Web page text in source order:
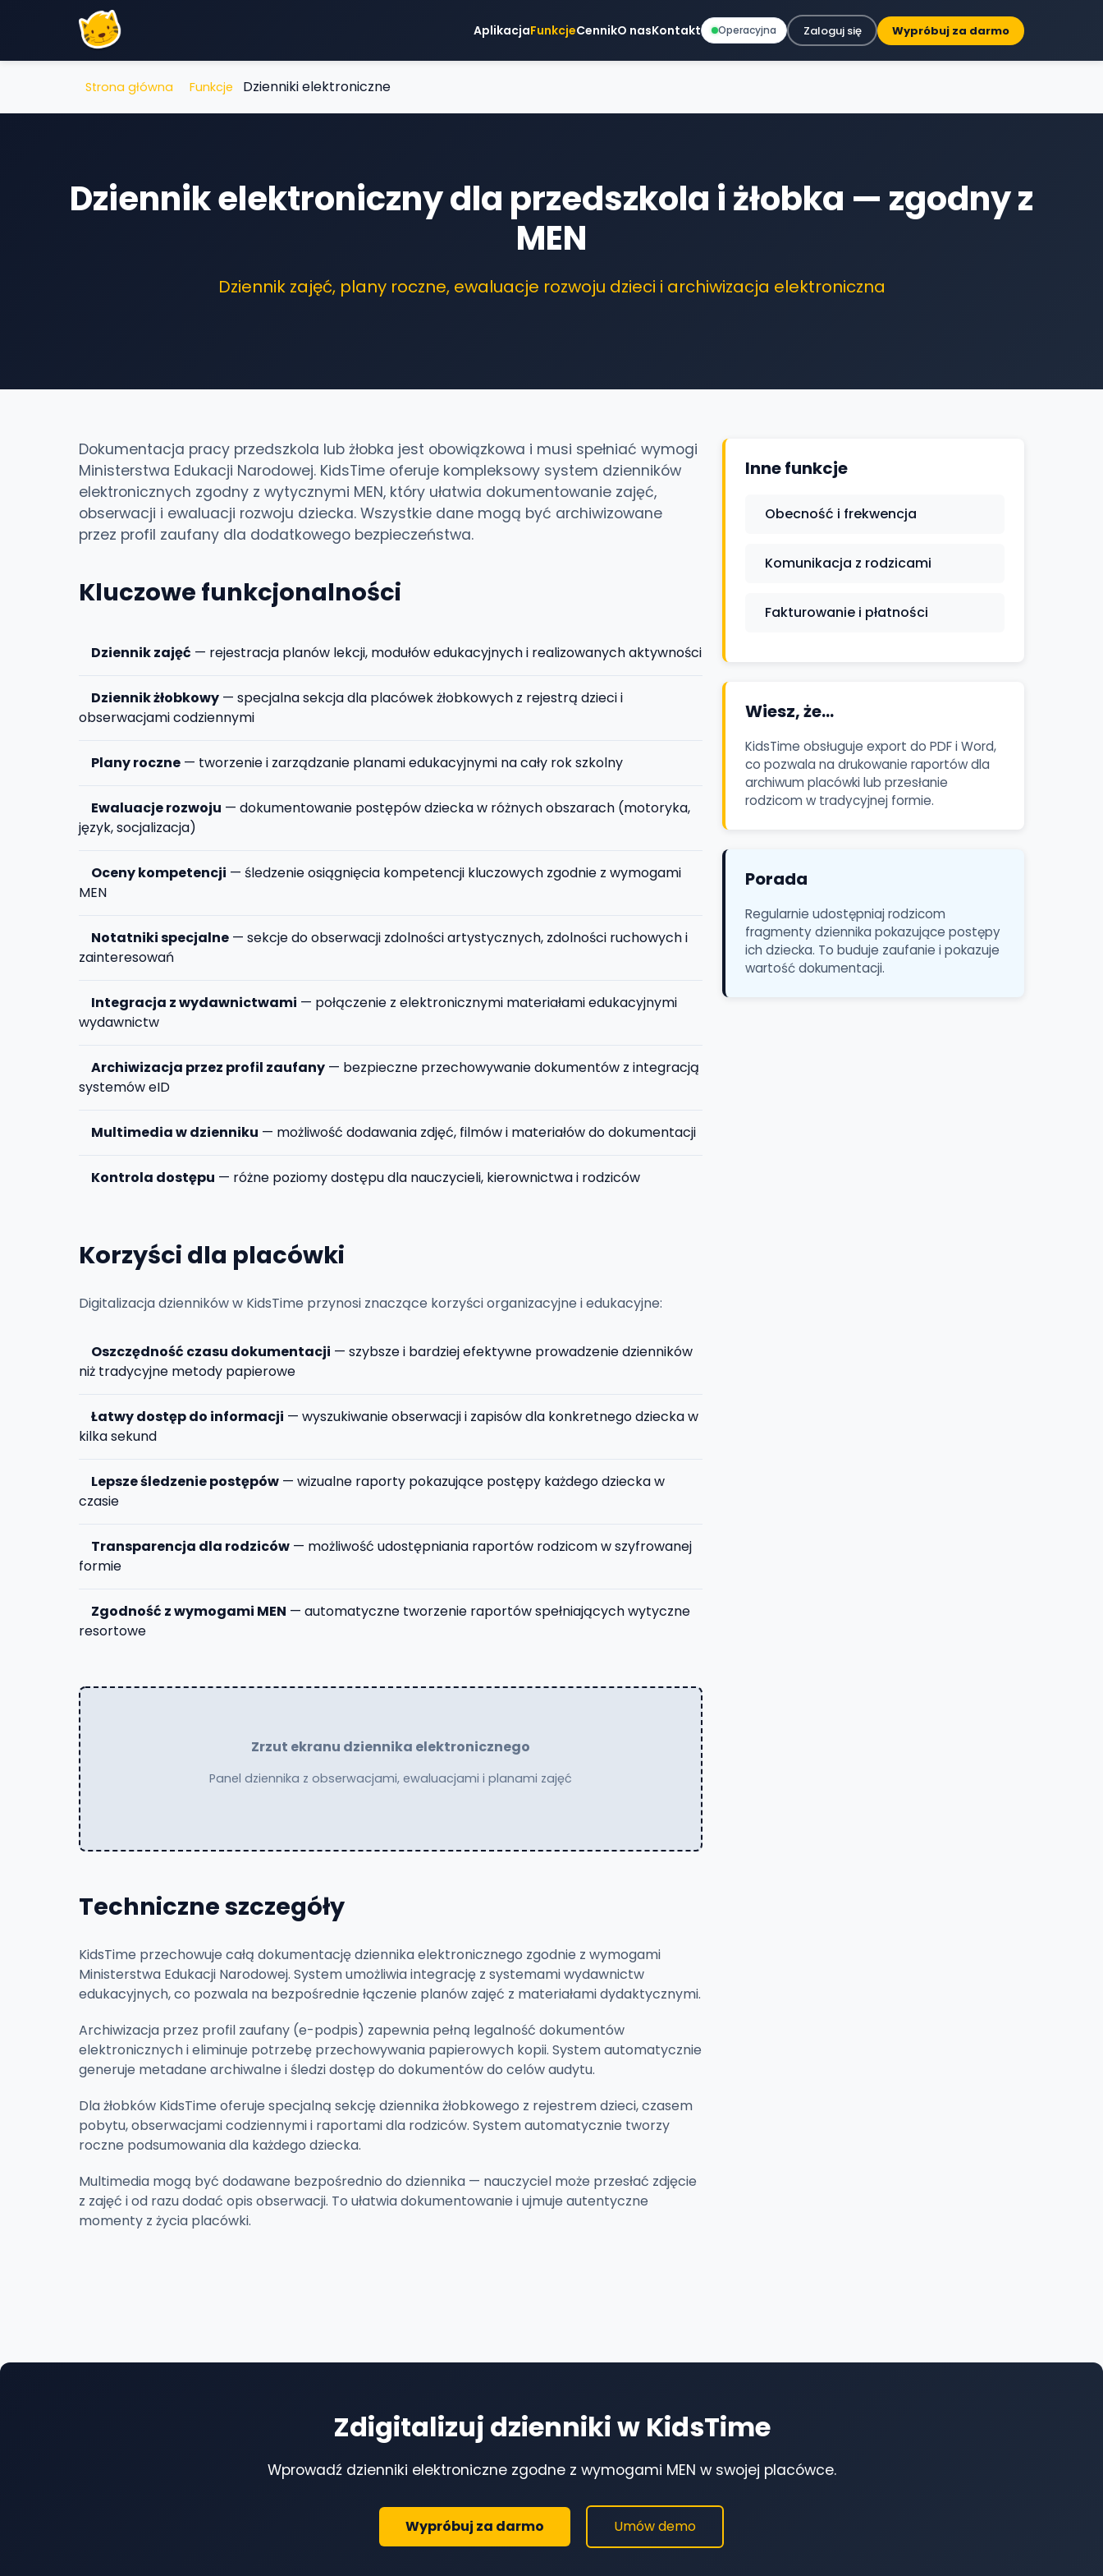
AplikacjaFunkcjeCennikO nasKontakt Operacyjna Zaloguj się Wypróbuj za darmo
Strona główna Funkcje Dzienniki elektroniczne
Dziennik elektroniczny dla przedszkola i żłobka — zgodny z
MEN
Dziennik zajęć, plany roczne, ewaluacje rozwoju dzieci i archiwizacja elektroniczna
Dokumentacja pracy przedszkola lub żłobka jest obowiązkowa i musi spełniać wymogi
Ministerstwa Edukacji Narodowej. KidsTime oferuje kompleksowy system dzienników
elektronicznych zgodny z wytycznymi MEN, który ułatwia dokumentowanie zajęć,
obserwacji i ewaluacji rozwoju dziecka. Wszystkie dane mogą być archiwizowane
przez profil zaufany dla dodatkowego bezpieczeństwa.
Kluczowe funkcjonalności
Dziennik zajęć — rejestracja planów lekcji, modułów edukacyjnych i realizowanych aktywności
Dziennik żłobkowy — specjalna sekcja dla placówek żłobkowych z rejestrą dzieci i
obserwacjami codziennymi
Plany roczne — tworzenie i zarządzanie planami edukacyjnymi na cały rok szkolny
Ewaluacje rozwoju — dokumentowanie postępów dziecka w różnych obszarach (motoryka,
język, socjalizacja)
Oceny kompetencji — śledzenie osiągnięcia kompetencji kluczowych zgodnie z wymogami
MEN
Notatniki specjalne — sekcje do obserwacji zdolności artystycznych, zdolności ruchowych i
zainteresowań
Integracja z wydawnictwami — połączenie z elektronicznymi materiałami edukacyjnymi
wydawnictw
Archiwizacja przez profil zaufany — bezpieczne przechowywanie dokumentów z integracją
systemów eID
Multimedia w dzienniku — możliwość dodawania zdjęć, filmów i materiałów do dokumentacji
Kontrola dostępu — różne poziomy dostępu dla nauczycieli, kierownictwa i rodziców
Korzyści dla placówki
Digitalizacja dzienników w KidsTime przynosi znaczące korzyści organizacyjne i edukacyjne:
Oszczędność czasu dokumentacji — szybsze i bardziej efektywne prowadzenie dzienników
niż tradycyjne metody papierowe
Łatwy dostęp do informacji — wyszukiwanie obserwacji i zapisów dla konkretnego dziecka w
kilka sekund
Lepsze śledzenie postępów — wizualne raporty pokazujące postępy każdego dziecka w
czasie
Transparencja dla rodziców — możliwość udostępniania raportów rodzicom w szyfrowanej
formie
Zgodność z wymogami MEN — automatyczne tworzenie raportów spełniających wytyczne
resortowe
Zrzut ekranu dziennika elektronicznego
Panel dziennika z obserwacjami, ewaluacjami i planami zajęć
Techniczne szczegóły
KidsTime przechowuje całą dokumentację dziennika elektronicznego zgodnie z wymogami
Ministerstwa Edukacji Narodowej. System umożliwia integrację z systemami wydawnictw
edukacyjnych, co pozwala na bezpośrednie łączenie planów zajęć z materiałami dydaktycznymi.
Archiwizacja przez profil zaufany (e-podpis) zapewnia pełną legalność dokumentów
elektronicznych i eliminuje potrzebę przechowywania papierowych kopii. System automatycznie
generuje metadane archiwalne i śledzi dostęp do dokumentów do celów audytu.
Dla żłobków KidsTime oferuje specjalną sekcję dziennika żłobkowego z rejestrem dzieci, czasem
pobytu, obserwacjami codziennymi i raportami dla rodziców. System automatycznie tworzy
roczne podsumowania dla każdego dziecka.
Multimedia mogą być dodawane bezpośrednio do dziennika — nauczyciel może przesłać zdjęcie
z zajęć i od razu dodać opis obserwacji. To ułatwia dokumentowanie i ujmuje autentyczne
momenty z życia placówki.
Inne funkcje
Obecność i frekwencja
Komunikacja z rodzicami
Fakturowanie i płatności
Wiesz, że...
KidsTime obsługuje export do PDF i Word,
co pozwala na drukowanie raportów dla
archiwum placówki lub przesłanie
rodzicom w tradycyjnej formie.
Porada
Regularnie udostępniaj rodzicom
fragmenty dziennika pokazujące postępy
ich dziecka. To buduje zaufanie i pokazuje
wartość dokumentacji.
Zdigitalizuj dzienniki w KidsTime
Wprowadź dzienniki elektroniczne zgodne z wymogami MEN w swojej placówce.
Wypróbuj za darmo Umów demo